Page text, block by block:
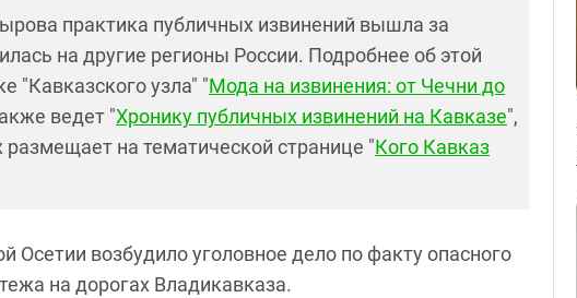
практика публичных извинений вышла за
на другие регионы России. Подробнее об этой
"Кавказского узла" "Мода на извинения: от Чечни до
ведет "Хронику публичных извинений на Кавказе",
на тематической странице "Кого Кавказ
Осетии возбудило уголовное дело по факту опасного
на дорогах Владикавказа.